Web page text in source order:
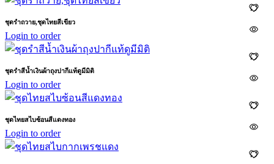
ชุดรำถวาย,ชุดไทยสีเขียว
Login to order
ชุดรำสีน้ำเงินผ้าถุงปากีแท้ดูมีมิติ
Login to order
ชุดไทยสไบซ้อนสีแดงทอง
Login to order